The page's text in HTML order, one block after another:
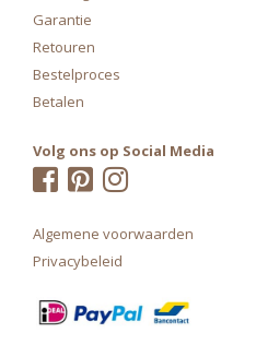
Garantie
Retouren
Bestelproces
Betalen
Volg ons op Social Media
Algemene voorwaarden
Privacybeleid